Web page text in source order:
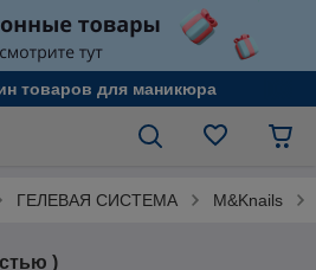
товаров для маникюра
ГЕЛЕВАЯ СИСТЕМА M&Knails
)